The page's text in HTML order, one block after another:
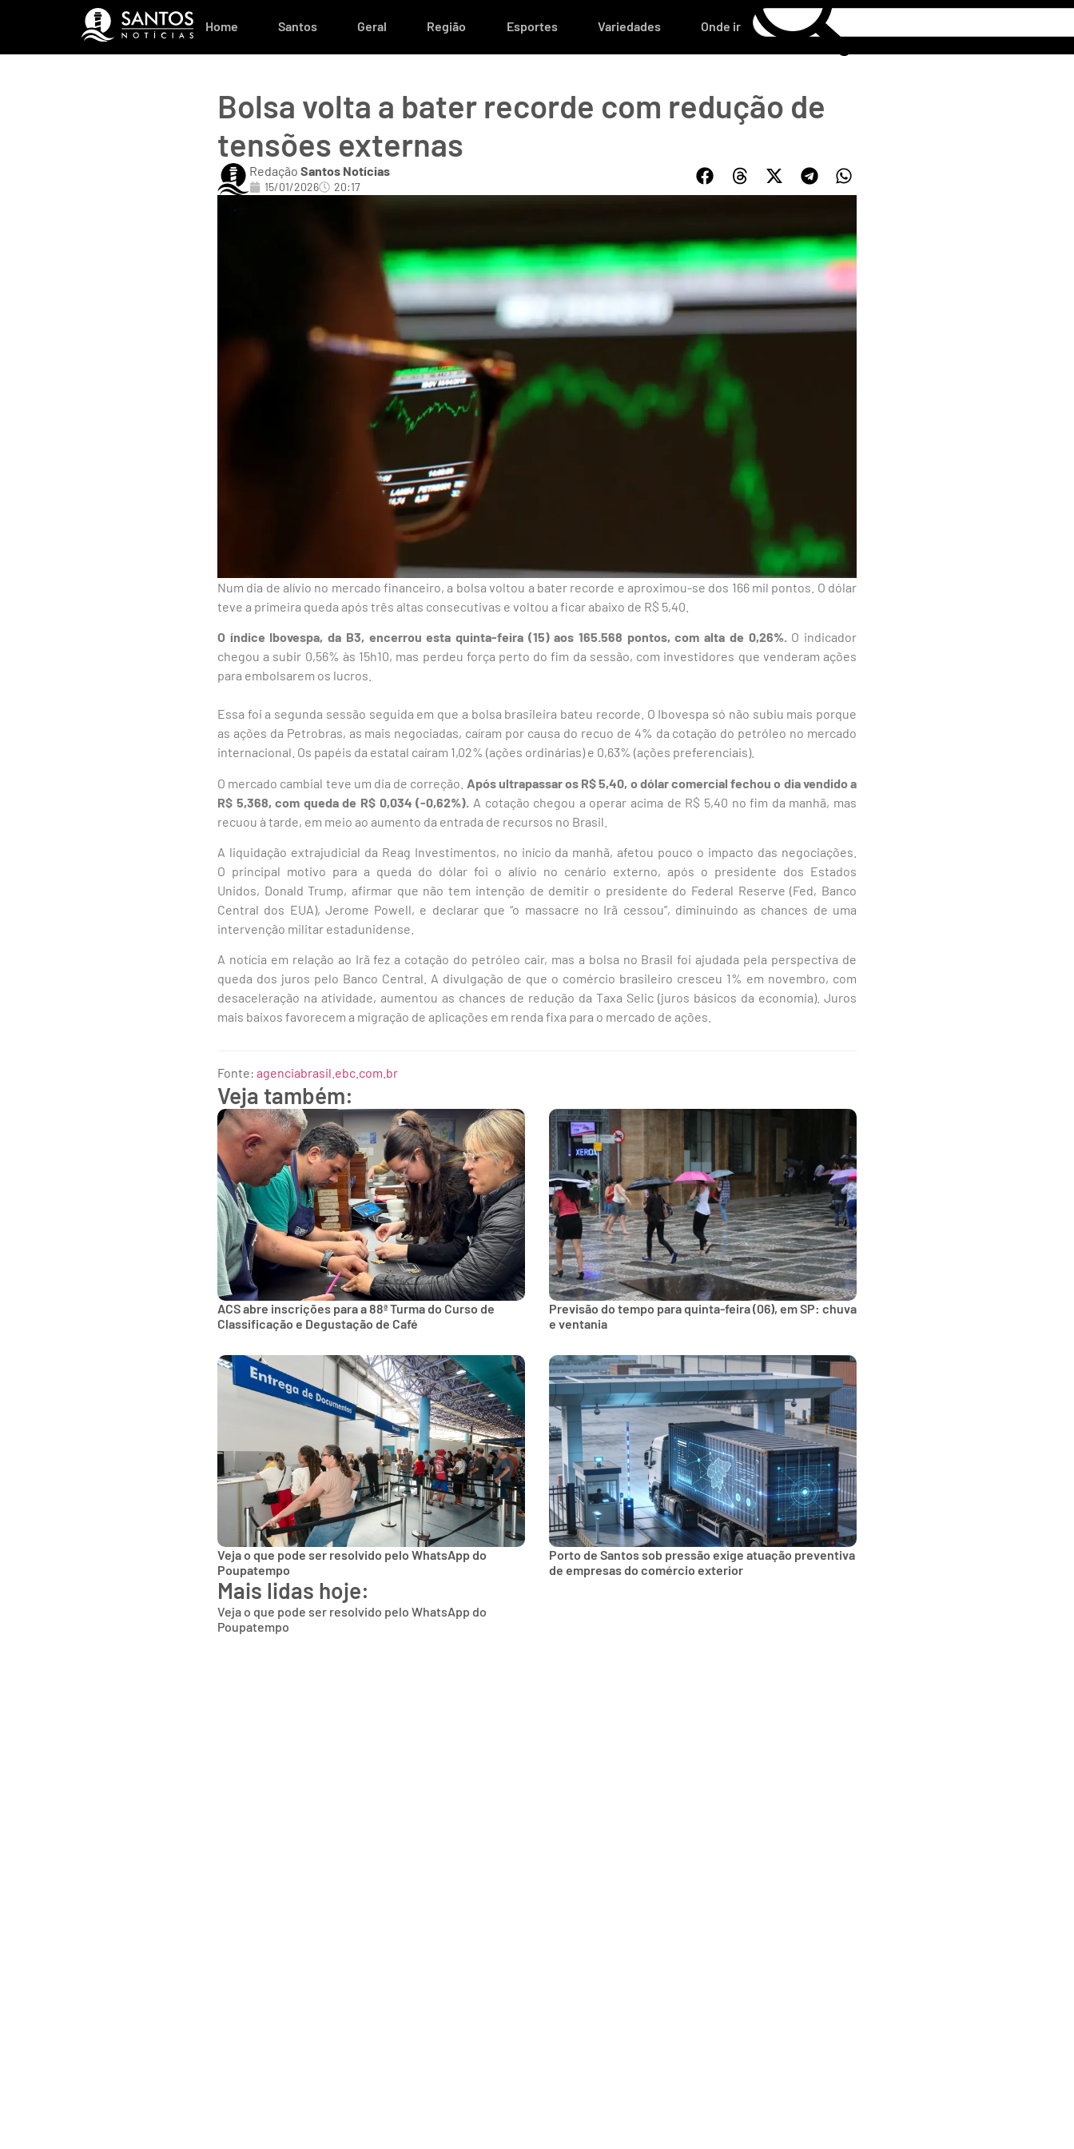
Home Santos Geral Região Esportes Variedades Onde ir
Bolsa volta a bater recorde com redução de
tensões externas
Redação Santos Notícias
15/01/2026 20:17
Num dia de alívio no mercado financeiro, a bolsa voltou a bater recorde e aproximou-se dos 166 mil pontos. O dólar
teve a primeira queda após três altas consecutivas e voltou a ficar abaixo de R$ 5,40.
O índice Ibovespa, da B3, encerrou esta quinta-feira (15) aos 165.568 pontos, com alta de 0,26%. O indicador
chegou a subir 0,56% às 15h10, mas perdeu força perto do fim da sessão, com investidores que venderam ações
para embolsarem os lucros.
Essa foi a segunda sessão seguida em que a bolsa brasileira bateu recorde. O Ibovespa só não subiu mais porque
as ações da Petrobras, as mais negociadas, caíram por causa do recuo de 4% da cotação do petróleo no mercado
internacional. Os papéis da estatal caíram 1,02% (ações ordinárias) e 0,63% (ações preferenciais).
O mercado cambial teve um dia de correção. Após ultrapassar os R$ 5,40, o dólar comercial fechou o dia vendido a
R$ 5,368, com queda de R$ 0,034 (-0,62%). A cotação chegou a operar acima de R$ 5,40 no fim da manhã, mas
recuou à tarde, em meio ao aumento da entrada de recursos no Brasil.
A liquidação extrajudicial da Reag Investimentos, no início da manhã, afetou pouco o impacto das negociações.
O principal motivo para a queda do dólar foi o alívio no cenário externo, após o presidente dos Estados
Unidos, Donald Trump, afirmar que não tem intenção de demitir o presidente do Federal Reserve (Fed, Banco
Central dos EUA), Jerome Powell, e declarar que “o massacre no Irã cessou”, diminuindo as chances de uma
intervenção militar estadunidense.
A notícia em relação ao Irã fez a cotação do petróleo cair, mas a bolsa no Brasil foi ajudada pela perspectiva de
queda dos juros pelo Banco Central. A divulgação de que o comércio brasileiro cresceu 1% em novembro, com
desaceleração na atividade, aumentou as chances de redução da Taxa Selic (juros básicos da economia). Juros
mais baixos favorecem a migração de aplicações em renda fixa para o mercado de ações.
Fonte: agenciabrasil.ebc.com.br
Veja também:
ACS abre inscrições para a 88ª Turma do Curso de
Classificação e Degustação de Café
Previsão do tempo para quinta-feira (06), em SP: chuva
e ventania
Veja o que pode ser resolvido pelo WhatsApp do
Poupatempo
Porto de Santos sob pressão exige atuação preventiva
de empresas do comércio exterior
Mais lidas hoje:
Veja o que pode ser resolvido pelo WhatsApp do
Poupatempo